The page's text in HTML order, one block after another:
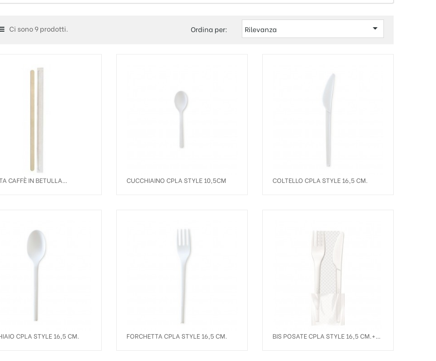
Ci sono 9 prodotti. Ordina per: Rilevanza 
CAFFÈ IN BETULLA
CUCCHIAINO CPLA STYLE 10,5CM COLTELLO CPLA STYLE 16,5 CM.
CPLA STYLE 16,5 CM. FORCHETTA CPLA STYLE 16,5 CM.
BIS POSATE CPLA STYLE 16,5 CM.+